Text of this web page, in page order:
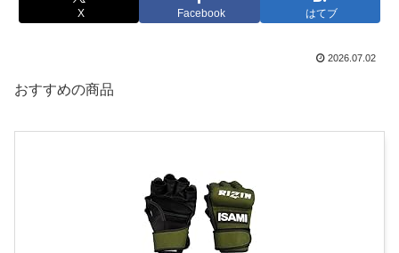
X Facebook はてブ
2026.07.02
おすすめの商品